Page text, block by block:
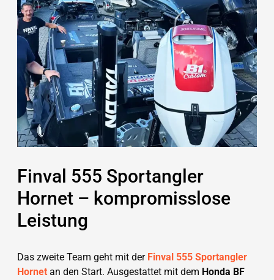
Finval 555 Sportangler
Hornet – kompromisslose
Leistung
Das zweite Team geht mit der Finval 555 Sportangler
Hornet an den Start. Ausgestattet mit dem Honda BF